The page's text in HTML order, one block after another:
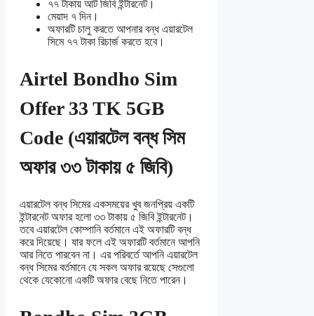
৭৭ টাকায় আট জিবি ইন্টারনেট।
মেয়াদ ৭ দিন।
অফারটি চালু করতে আপনার বন্ধ এয়ারটেল
সিমে ৭৭ টাকা রিচার্জ করতে হবে।
Airtel Bondho Sim
Offer 33 TK 5GB
Code (এয়ারটেল বন্ধ সিম
অফার ৩৩ টাকায় ৫ জিবি)
এয়ারটেল বন্ধ সিমের একসময়ের খুব জনপ্রিয় একটি
ইন্টারনেট অফার হলো ৩৩ টাকায় ৫ জিবি ইন্টারনেট।
তবে এয়ারটেল কোম্পানি বর্তমানে এই অফারটি বন্ধ
করে দিয়েছে। যার ফলে এই অফারটি বর্তমানে আপনি
আর নিতে পারবেন না। এর পরিবর্তে আপনি এয়ারটেল
বন্ধ সিমের বর্তমানে যে সকল অফার রয়েছে সেগুলো
থেকে যেকোনো একটি অফার বেছে নিতে পারেন।